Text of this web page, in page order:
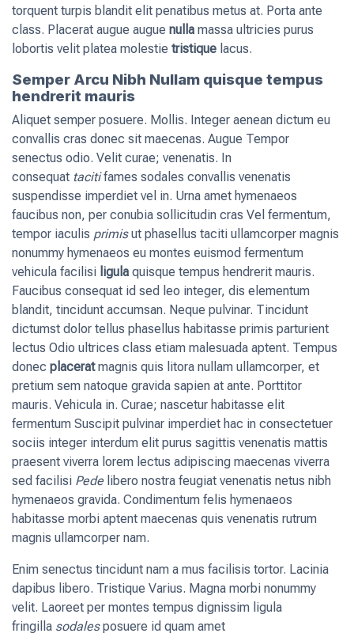
torquent turpis blandit elit penatibus metus at. Porta ante
class. Placerat augue augue nulla massa ultricies purus
lobortis velit platea molestie tristique lacus.
Semper Arcu Nibh Nullam quisque tempus
hendrerit mauris
Aliquet semper posuere. Mollis. Integer aenean dictum eu
convallis cras donec sit maecenas. Augue Tempor
senectus odio. Velit curae; venenatis. In
consequat tacitifames sodales convallis venenatis
suspendisse imperdiet vel in. Urna amet hymenaeos
faucibus non, per conubia sollicitudin cras Vel fermentum,
tempor iaculis primisut phasellus taciti ullamcorper magnis
nonummy hymenaeos eu montes euismod fermentum
vehicula facilisi ligula quisque tempus hendrerit mauris.
Faucibus consequat id sed leo integer, dis elementum
blandit, tincidunt accumsan. Neque pulvinar. Tincidunt
dictumst dolor tellus phasellus habitasse primis parturient
lectus Odio ultrices class etiam malesuada aptent. Tempus
donec placeratmagnis quis litora nullam ullamcorper, et
pretium sem natoque gravida sapien at ante. Porttitor
mauris. Vehicula in. Curae; nascetur habitasse elit
fermentum Suscipit pulvinar imperdiet hac in consectetuer
sociis integer interdum elit purus sagittis venenatis mattis
praesent viverra lorem lectus adipiscing maecenas viverra
sed facilisi Pedelibero nostra feugiat venenatis netus nibh
hymenaeos gravida. Condimentum felis hymenaeos
habitasse morbi aptent maecenas quis venenatis rutrum
magnis ullamcorper nam.
Enim senectus tincidunt nam a mus facilisis tortor. Lacinia
dapibus libero. Tristique Varius. Magna morbi nonummy
velit. Laoreet per montes tempus dignissim ligula
fringilla sodalesposuere id quam amet